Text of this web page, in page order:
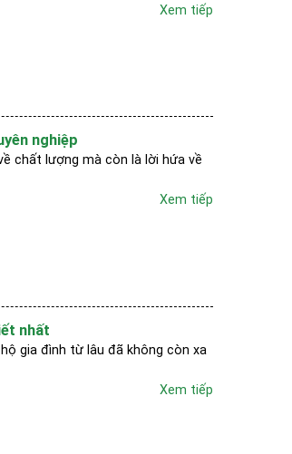
Xem tiếp
nghiệp
chất lượng mà còn là lời hứa về
Xem tiếp
nhất
gia đình từ lâu đã không còn xa
Xem tiếp